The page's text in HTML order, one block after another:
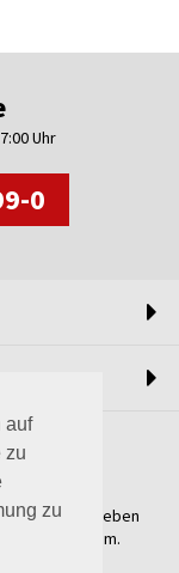
auf
zu
zu
Uhr
0
unser Streben
Anlagen um.